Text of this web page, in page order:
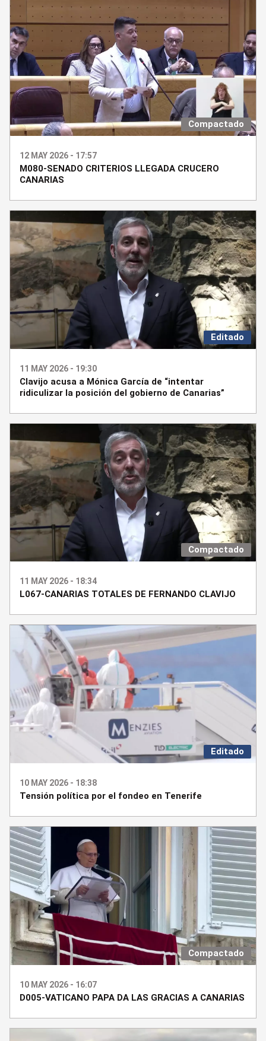
Compactado
12 MAY 2026 - 17:57
M080-SENADO CRITERIOS LLEGADA CRUCERO
CANARIAS
Editado
11 MAY 2026 - 19:30
Clavijo acusa a Mónica García de “intentar
ridiculizar la posición del gobierno de Canarias”
Compactado
11 MAY 2026 - 18:34
L067-CANARIAS TOTALES DE FERNANDO CLAVIJO
Editado
10 MAY 2026 - 18:38
Tensión política por el fondeo en Tenerife
Compactado
10 MAY 2026 - 16:07
D005-VATICANO PAPA DA LAS GRACIAS A CANARIAS